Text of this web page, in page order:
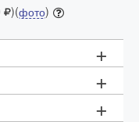
)(фото)
+
+
+